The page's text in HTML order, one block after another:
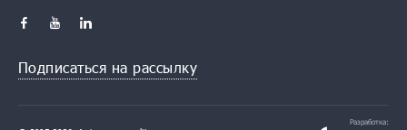
Подписаться на рассылку
Разработка: